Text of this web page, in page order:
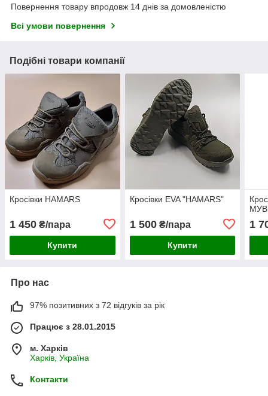
Повернення товару впродовж 14 днів за домовленістю
Всі умови повернення
Подібні товари компанії
Кросівки HAMARS
1 450 ₴/пара
Купити
Кросівки EVA "HAMARS"
1 500₴/пара
Купити
1
Про нас
97% позитивних з 72 відгуків за рік
Працює з 28.01.2015
м. Харків
Харків, Україна
Контакти